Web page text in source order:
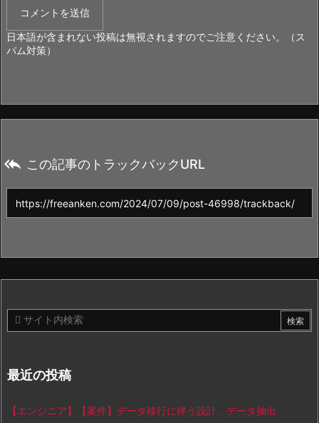
日本語が含まれない投稿は無視されますのでご注意ください。（ス
パム対策）
 この記事のトラックバックURL
最近の投稿
【エンジニア】【案件】データ移行に伴う設計、データ抽出